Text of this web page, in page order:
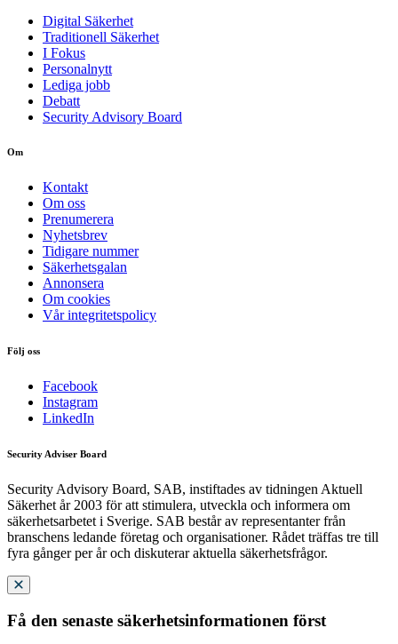
Digital Säkerhet
Traditionell Säkerhet
I Fokus
Personalnytt
Lediga jobb
Debatt
Security Advisory Board
Om
Kontakt
Om oss
Prenumerera
Nyhetsbrev
Tidigare nummer
Säkerhetsgalan
Annonsera
Om cookies
Vår integritetspolicy
Följ oss
Facebook
Instagram
LinkedIn
Security Adviser Board
Security Advisory Board, SAB, instiftades av tidningen Aktuell
Säkerhet år 2003 för att stimulera, utveckla och informera om
säkerhetsarbetet i Sverige. SAB består av representanter från
branschens ledande företag och organisationer. Rådet träffas tre till
fyra gånger per år och diskuterar aktuella säkerhetsfrågor.
Få den senaste säkerhetsinformationen först